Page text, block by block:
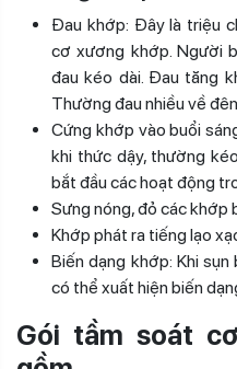
Đau khớp: Đây là triệu
cơ xương khớp. Người
đau kéo dài. Đau tăng
Thường đau nhiều về
Cứng khớp vào buổi
khi thức dậy, thường
bắt đầu các hoạt động
Sưng nóng, đỏ các khớp
Khớp phát ra tiếng lạo
Biến dạng khớp: Khi
có thể xuất hiện biến
Gói tầm soát